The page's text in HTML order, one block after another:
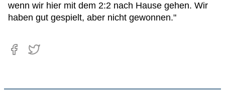
wenn wir hier mit dem 2:2 nach Hause gehen. Wir
haben gut gespielt, aber nicht gewonnen."